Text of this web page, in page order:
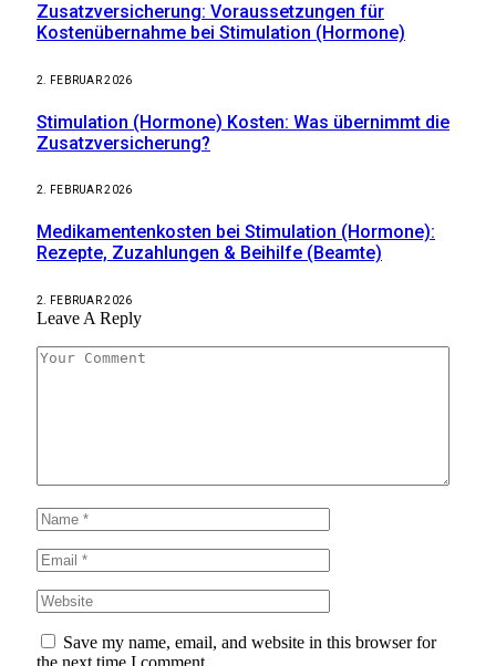
Zusatzversicherung: Voraussetzungen für
Kostenübernahme bei Stimulation (Hormone)
2. FEBRUAR 2026
Stimulation (Hormone) Kosten: Was übernimmt die
Zusatzversicherung?
2. FEBRUAR 2026
Medikamentenkosten bei Stimulation (Hormone):
Rezepte, Zuzahlungen & Beihilfe (Beamte)
2. FEBRUAR 2026
Leave A Reply
Save my name, email, and website in this browser for
the next time I comment.